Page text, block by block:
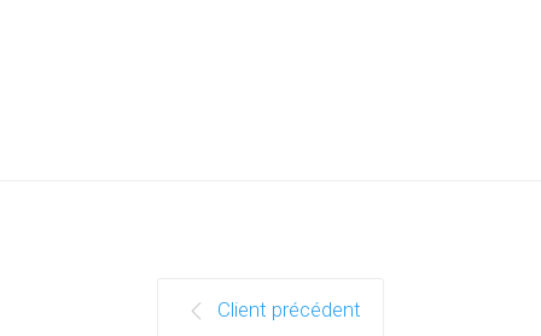
Client précédent